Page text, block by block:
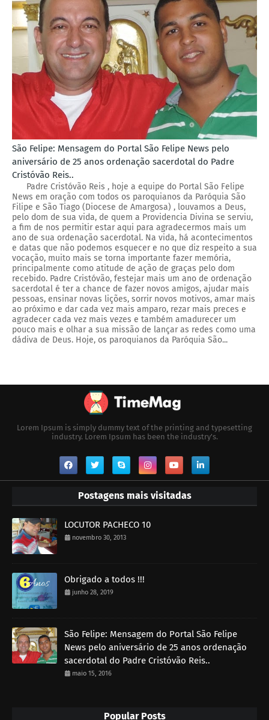
São Felipe: Mensagem do Portal São Felipe News pelo
aniversário de 25 anos ordenação sacerdotal do Padre
Cristóvão Reis..
Padre Cristóvão Reis , hoje a equipe do Portal São Felipe
News em oração com todos os paroquianos da Paróquia São
Filipe e São Tiago (Diocese de Amargosa) , louvamos a Deus,
pelo dom de sua vida, de quem a Providencia Divina se serviu,
a fim de nos permitir estar aqui para agradecermos mais um
ano de sua ordenação sacerdotal. Na vida, há acontecimentos
e datas que não podemos esquecer e no que diz respeito a sua
vocação, muito mais se torna importante fazer memória,
principalmente como atitude de ação de graças pelo dom
recebido. Padre Cristóvão, festejar mais um ano de ordenação
sacerdotal é ter a chance de fazer novos amigos, ajudar mais
pessoas, ensinar novas lições, sorrir novos motivos, amar mais
ao próximo e dar cada vez mais amparo, rezar mais preces e
agradecer cada vez mais vezes e também amadurecer um
pouco mais e olhar a sua missão de lançar as redes como uma
dádiva de Deus. Hoje, os paroquianos da Paróquia São...
Lorem Ipsum is simply dummy text of the printing and typesetting
industry. Lorem Ipsum has been the industry's.
Postagens mais visitadas
LOCUTOR PACHECO 10
novembro 30, 2013
Obrigado a todos !!!
junho 28, 2019
São Felipe: Mensagem do Portal São Felipe
News pelo aniversário de 25 anos ordenação
sacerdotal do Padre Cristóvão Reis..
maio 15, 2016
Popular Posts